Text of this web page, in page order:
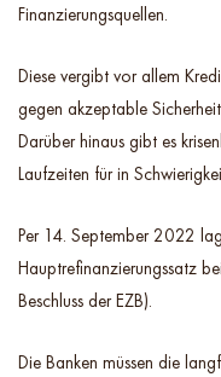
Finanzierungsquellen.
Diese vergibt vor allem
gegen akzeptable
Darüber hinaus gibt es
Laufzeiten für in
Per 14. September 2022
Hauptrefinanzierungssatz
Beschluss der EZB).
Die Banken müssen die